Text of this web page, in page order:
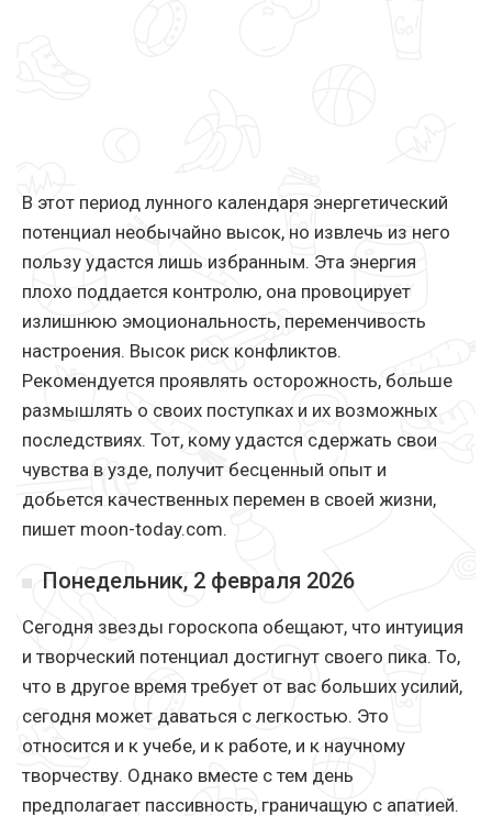
В этот период лунного календаря энергетический
потенциал необычайно высок, но извлечь из него
пользу удастся лишь избранным. Эта энергия
плохо поддается контролю, она провоцирует
излишнюю эмоциональность, переменчивость
настроения. Высок риск конфликтов.
Рекомендуется проявлять осторожность, больше
размышлять о своих поступках и их возможных
последствиях. Тот, кому удастся сдержать свои
чувства в узде, получит бесценный опыт и
добьется качественных перемен в своей жизни,
пишет moon-today.com.
Понедельник, 2 февраля 2026
Сегодня звезды гороскопа обещают, что интуиция
и творческий потенциал достигнут своего пика. То,
что в другое время требует от вас больших усилий,
сегодня может даваться с легкостью. Это
относится и к учебе, и к работе, и к научному
творчеству. Однако вместе с тем день
предполагает пассивность, граничащую с апатией.